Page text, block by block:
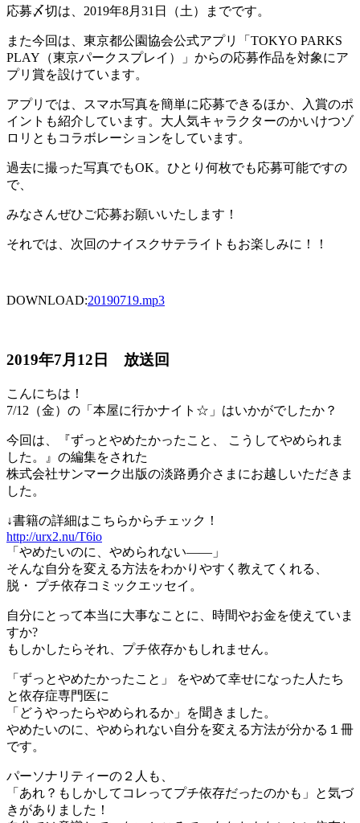
応募〆切は、2019年8月31日（土）までです。
また今回は、東京都公園協会公式アプリ「TOKYO PARKS
PLAY（東京パークスプレイ）」からの応募作品を対象にア
プリ賞を設けています。
アプリでは、スマホ写真を簡単に応募できるほか、入賞のポ
イントも紹介しています。大人気キャラクターのかいけつゾ
ロリともコラボレーションをしています。
過去に撮った写真でもOK。ひとり何枚でも応募可能ですの
で、
みなさんぜひご応募お願いいたします！
それでは、次回のナイスクサテライトもお楽しみに！！
DOWNLOAD:20190719.mp3
2019年7月12日 放送回
こんにちは！
7/12（金）の「本屋に行かナイト☆」はいかがでしたか？
今回は、『ずっとやめたかったこと、 こうしてやめられま
した。』の編集をされた
株式会社サンマーク出版の淡路勇介さまにお越しいただきま
した。
↓書籍の詳細はこちらからチェック！
http://urx2.nu/T6io
「やめたいのに、やめられない――」
そんな自分を変える方法をわかりやすく教えてくれる、
脱・ プチ依存コミックエッセイ。
自分にとって本当に大事なことに、時間やお金を使えていま
すか?
もしかしたらそれ、プチ依存かもしれません。
「ずっとやめたかったこと」 をやめて幸せになった人たち
と依存症専門医に
「どうやったらやめられるか」を聞きました。
やめたいのに、やめられない自分を変える方法が分かる１冊
です。
パーソナリティーの２人も、
「あれ？もしかしてコレってプチ依存だったのかも」と気づ
きがありました！